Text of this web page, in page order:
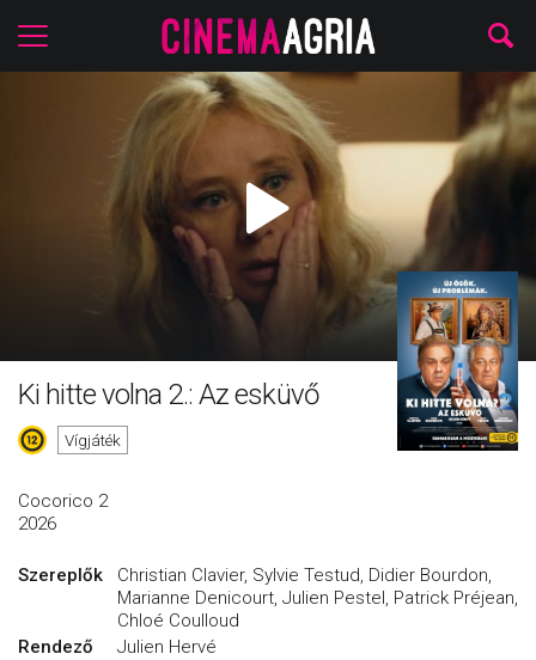
Ki hitte volna 2.: Az esküvő
Vígjáték
Cocorico 2
2026
Szereplők
Christian Clavier, Sylvie Testud, Didier Bourdon,
Marianne Denicourt, Julien Pestel, Patrick Préjean,
Chloé Coulloud
Rendező
Julien Hervé